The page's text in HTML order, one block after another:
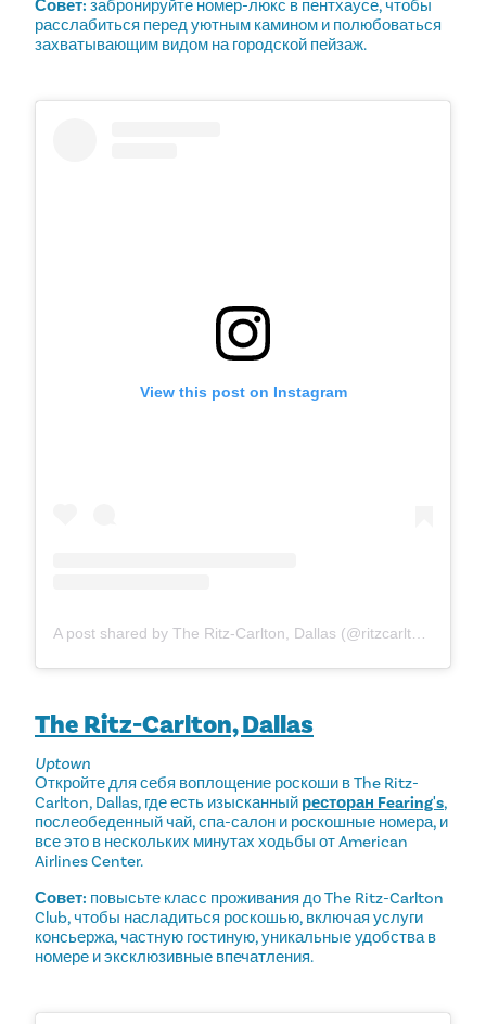
Совет: забронируйте номер-люкс в пентхаусе, чтобы
расслабиться перед уютным камином и полюбоваться
захватывающим видом на городской пейзаж.
View this post on Instagram
The Ritz-Carlton, Dallas
Uptown
Откройте для себя воплощение роскоши в The Ritz-
Carlton, Dallas, где есть изысканный ресторан Fearing's,
послеобеденный чай, спа-салон и роскошные номера, и
все это в нескольких минутах ходьбы от American
Airlines Center.
Совет: повысьте класс проживания до The Ritz-Carlton
Club, чтобы насладиться роскошью, включая услуги
консьержа, частную гостиную, уникальные удобства в
номере и эксклюзивные впечатления.